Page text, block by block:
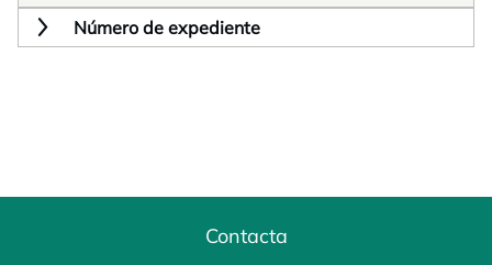
Número de expediente
Contacta